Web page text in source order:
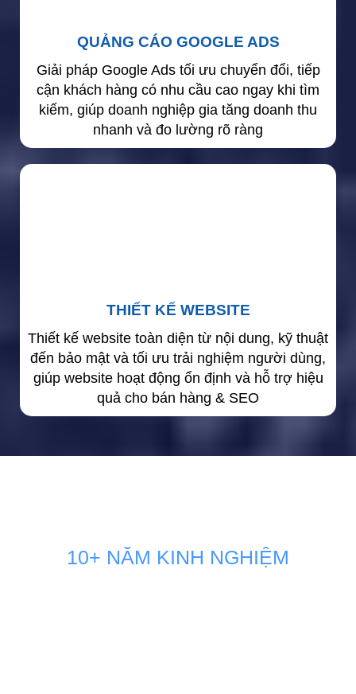
QUẢNG CÁO GOOGLE ADS
Giải pháp Google Ads tối ưu chuyển đổi, tiếp
cận khách hàng có nhu cầu cao ngay khi tìm
kiếm, giúp doanh nghiệp gia tăng doanh thu
nhanh và đo lường rõ ràng
THIẾT KẾ WEBSITE
Thiết kế website toàn diện từ nội dung, kỹ thuật
đến bảo mật và tối ưu trải nghiệm người dùng,
giúp website hoạt động ổn định và hỗ trợ hiệu
quả cho bán hàng & SEO
10+ NĂM KINH NGHIỆM